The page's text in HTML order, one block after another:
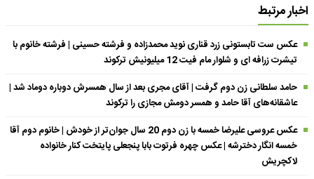
اخبار مرتبط
عکس ست تابستونی زرد قناری نوید محمدزاده و فرشته حسینی | فرشته خانوم با
تیشرت زرافه ای و شلوار مام فیت 12 میلیونیش ترکوند
حامد سلطانی زن دوم گرفت | آقای مجری بعد از سال همسرش دوباره دوماد شد |
عاشقانه‌های آقا حامد و همسر دومش مجازی را ترکوند
عکس عروسی علیرضا خمسه با زن دوم 20 سال جوان‌تر از خودش | خانوم دوم آقا
خمسه انگار دخترشه | عکس چهره فرتوت بابا پنجعلی پایتخت کنار خانواده
لاکچریش